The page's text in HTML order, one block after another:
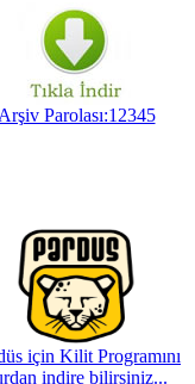
Arşiv Parolası:12345
için Kilit Programını
indire bilirsiniz...